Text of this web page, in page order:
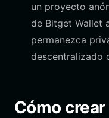
un proyecto
de Bitget Wallet
permanezca
descentralizado
Cómo